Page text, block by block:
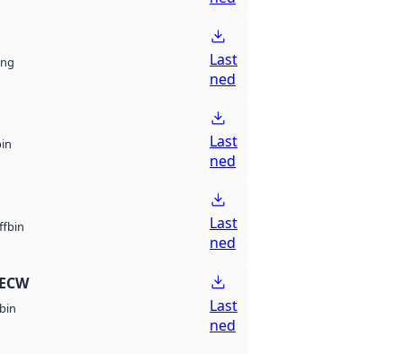
Last
ned
Last
ned
bin
Last
ned
bin
Last
ned